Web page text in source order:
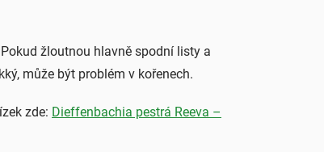
žloutnou hlavně spodní listy a
může být problém v kořenech.
zde: Dieffenbachia pestrá Reeva –